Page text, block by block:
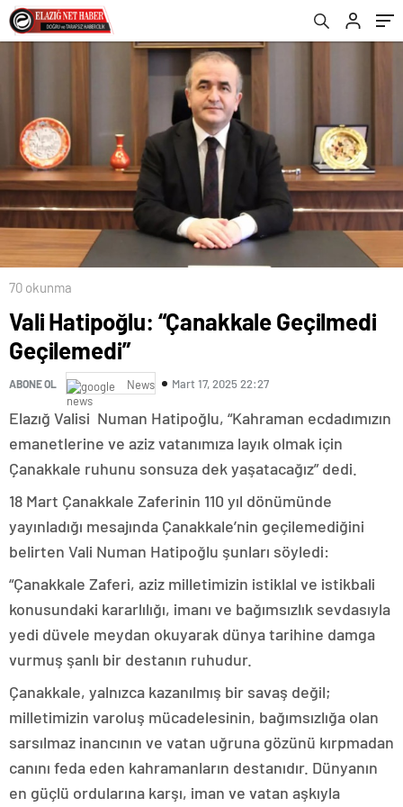
70 okunma
Vali Hatipoğlu: “Çanakkale Geçilmedi
Geçilemedi”
ABONE OL News Mart 17, 2025 22:27
Elazığ Valisi Numan Hatipoğlu, “Kahraman ecdadımızın
emanetlerine ve aziz vatanımıza layık olmak için
Çanakkale ruhunu sonsuza dek yaşatacağız” dedi.
18 Mart Çanakkale Zaferinin 110 yıl dönümünde
yayınladığı mesajında Çanakkale’nin geçilemediğini
belirten Vali Numan Hatipoğlu şunları söyledi:
“Çanakkale Zaferi, aziz milletimizin istiklal ve istikbali
konusundaki kararlılığı, imanı ve bağımsızlık sevdasıyla
yedi düvele meydan okuyarak dünya tarihine damga
vurmuş şanlı bir destanın ruhudur.
Çanakkale, yalnızca kazanılmış bir savaş değil;
milletimizin varoluş mücadelesinin, bağımsızlığa olan
sarsılmaz inancının ve vatan uğruna gözünü kırpmadan
canını feda eden kahramanların destanıdır. Dünyanın
en güçlü ordularına karşı, iman ve vatan aşkıyla